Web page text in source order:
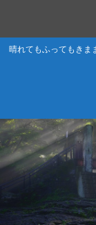
晴れてもふってもきま